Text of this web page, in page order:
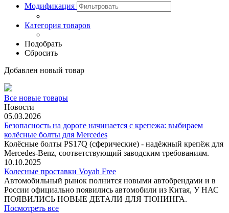
Модификация
Категория товаров
Подобрать
Сбросить
Добавлен новый товар
Все новые товары
Новости
05.03.2026
Безопасность на дороге начинается с крепежа: выбираем
колёсные болты для Mercedes
Колёсные болты PS17Q (сферические) - надёжный крепёж для
Mercedes‑Benz, соответствующий заводским требованиям.
10.10.2025
Колесные проставки Voyah Free
Автомобильный рынок полнится новыми автобрендами и в
России официально появились автомобили из Китая, У НАС
ПОЯВИЛИСЬ НОВЫЕ ДЕТАЛИ ДЛЯ ТЮНИНГА.
Посмотреть все